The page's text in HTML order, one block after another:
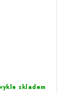
skladem